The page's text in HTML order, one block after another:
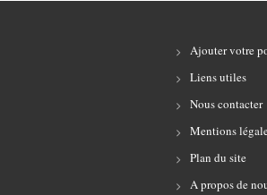
Ajouter votre
Liens utiles
Nous contacter
Mentions
Plan du site
A propos de